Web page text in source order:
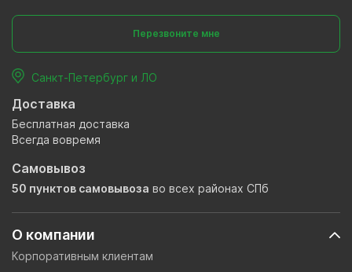
О компании
Корпоративным клиентам
Перезвоните мне
Санкт-Петербург и ЛО
Доставка
Бесплатная доставка
Всегда вовремя
Самовывоз
50 пунктов самовывоза во всех районах СПб